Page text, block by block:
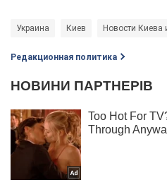
Украина Киев Новости Киева
Редакционная политика